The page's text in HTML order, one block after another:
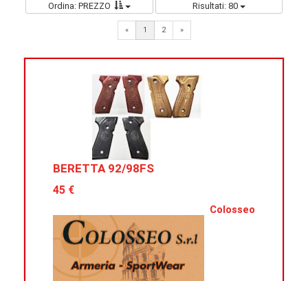
Ordina: PREZZO Risultati: 80
« 1 2 »Next
BERETTA 92/98FS
45 €
Colosseo